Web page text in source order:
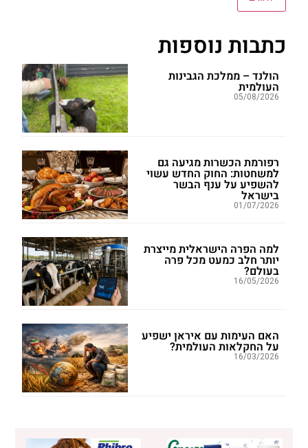
כתבות נוספות
הולנד – ממלכת הגבינות
העולמית
05/08/2026
רפורמת הכשרות מגיעה גם
למשחטות: החוק החדש עשוי
להשפיע על ענף הבשר
בישראל
01/07/2026
למה הפרה הישראלית מייצרת
יותר חלב כמעט מכל פרה
בעולם?
16/05/2026
האם העימות עם איראן ישפיע
על החקלאות העולמית?
16/03/2026